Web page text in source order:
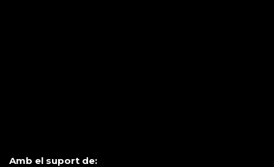
Amb el suport de: